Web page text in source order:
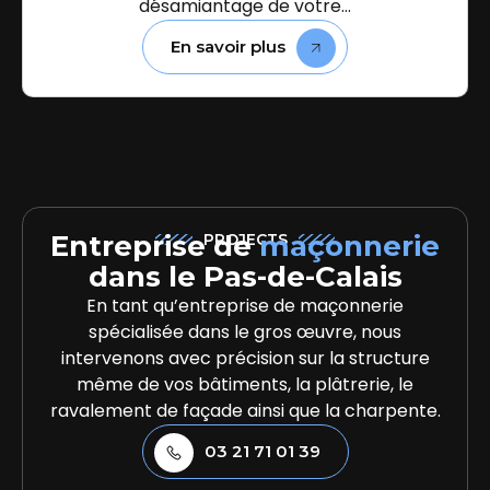
désamiantage de votre...
En savoir plus
PROJECTS
Entreprise demaçonnerie
dans le Pas-de-Calais
En tant qu’entreprise de maçonnerie
spécialisée dans le gros œuvre, nous
intervenons avec précision sur la structure
même de vos bâtiments, la plâtrerie, le
ravalement de façade ainsi que la charpente.
03 21 71 01 39